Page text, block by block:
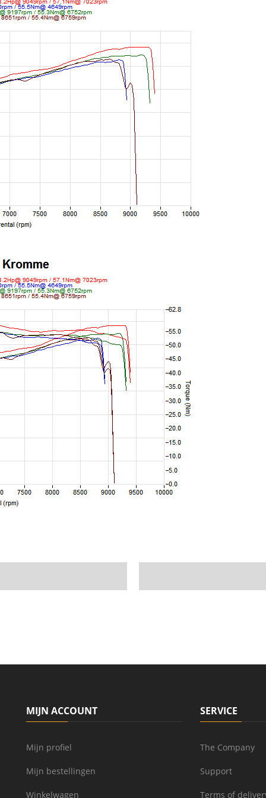
MIJN ACCOUNT
Mijn profiel
Mijn bestellingen
Winkelwagen
SERVICE
The Company
Support
Terms of